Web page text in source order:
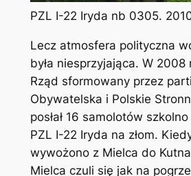
PZL I-22 Iryda nb 0305.
Lecz atmosfera polityczna
była niesprzyjająca. W 2008
Rząd sformowany przez
Obywatelska i Polskie
posłał 16 samolotów
PZL I-22 Iryda na złom.
wywożono z Mielca do
Mielca czuli się jak na